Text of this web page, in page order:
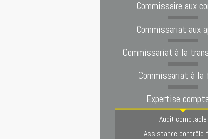
Commissaire aux
Commissariat aux
Commissariat à la
Commissariat à la
Expertise
Audit comptable
Assistance contrôle